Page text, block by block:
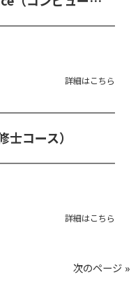
詳細はこちら
コース）
詳細はこちら
次のページ »